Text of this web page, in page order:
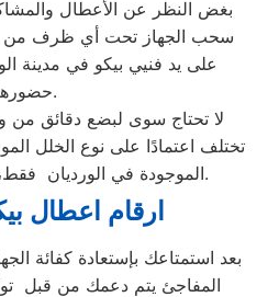
بغض النظر عن الأعطال
سحب الجهاز تحت أي ظرف من
على يد فنيي بيكو في مدينة
حضورهم.
لا تحتاج سوى لبضع دقائق من
تختلف اعتمادًا على نوع الخلل
الموجودة في الورديان فقط، ولا نبيع قطع الغيار لها.
ارقام اعطال
بعد استمتاعك بإستعادة كفائة
المفاجئ يتم دعمك من قبل